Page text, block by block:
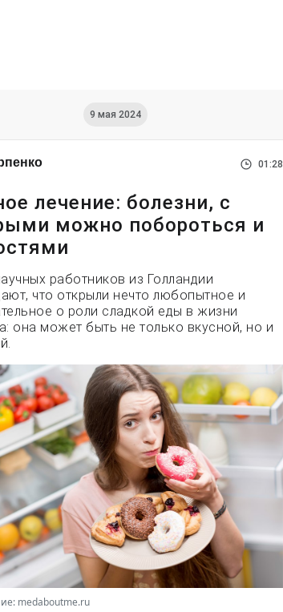
9 мая 2024
01:28
лечение: болезни, с
можно побороться и
работников из Голландии
что открыли нечто любопытное и
о роли сладкой еды в жизни
она может быть не только вкусной, но и
medaboutme.ru